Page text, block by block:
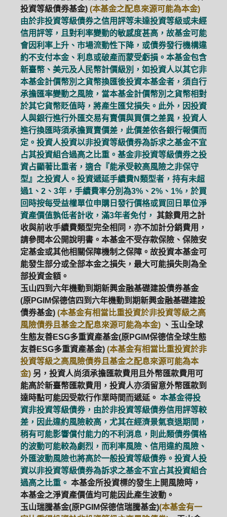
ETF 中國好時平衡 壽星優惠
醫療生化 中國品牌 0%手續費
基金申購 策略成長 拉丁美洲
大中華
投資等級債券基金) (本基金之配息來源可能為本金)
由於非投資等級債券之信用評等未達投資等級或未經
信用評等，且對利率變動的敏感度甚高，故基金可能
會因利率上升、市場流動性下降，或債券發行機構違
約不支付本金、利息或破產而蒙受虧損。本基金包含
新臺幣、美元及人民幣計價級別，如投資人以其它非
本基金計價幣別之貨幣換匯後投資本基金者，須自行
承擔匯率變動之風險，當本基金計價幣別之貨幣相對
於其它貨幣貶值時，將產生匯兌損失。此外，因投資
人與銀行進行外匯交易有賣價與買價之差異，投資人
進行換匯時須承擔買賣價差，此價差依各銀行報價而
定。投資人投資以非投資等級債券為訴求之基金不宜
占其投資組合過高之比重。基金非投資等級債券之投
資占顯著比重者，適合『能承受較高風險之非保守
型』之投資人。投資遞延手續費N類型者，持有未超
過1、2、3年，手續費率分別為3%、2%、1%，於買
回時按每受益權單位申購日發行價格或買回日單位淨
資產價值孰低者計收，滿3年者免付， 其餘費用之計
收與前收手續費類型完全相同，亦不加計分銷費用，
請參閱本公開說明書。本基金不受存款保險、保險安
定基金或其他相關保障機制之保障。故投資本基金可
能發生部分或全部本金之損失，最大可能損失則為全
部投資金額。
玉山四到六年機動到期新興金融基礎建設債券基金
(原PGIM保德信四到六年機動到期新興金融基礎建設
債券基金) (本基金有相當比重投資於非投資等級之高
風險債券且基金之配息來源可能為本金) 、玉山全球
生態友善ESG多重資產基金(原PGIM保德信全球生態
友善ESG多重資產基金) (本基金有相當比重投資於非
投資等級之高風險債券且基金之配息來源可能為本
金) 另，投資人尚須承擔匯款費用且外幣匯款費用可
能高於新臺幣匯款費用，投資人亦須留意外幣匯款到
達時點可能因受款行作業時間而遞延。 本基金得投
資非投資等級債券，由於非投資等級債券信用評等較
差，因此違約風險較高，尤其在經濟景氣衰退期間，
稍有可能影響償付能力的不利消息，則此類債券價格
的波動可能較為劇烈，而利率風險、信用違約風險、
外匯波動風險也將高於一般投資等級債券。投資人投
資以非投資等級債券為訴求之基金不宜占其投資組合
過高之比重。 本基金所投資標的發生上開風險時，
本基金之淨資產價值均可能因此產生波動。
玉山瑞騰基金(原PGIM保德信瑞騰基金)(本基金有一